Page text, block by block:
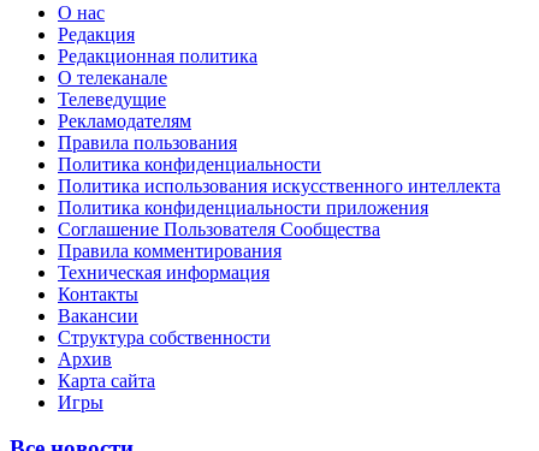
О нас
Редакция
Редакционная политика
О телеканале
Телеведущие
Рекламодателям
Правила пользования
Политика конфиденциальности
Политика использования искусственного интеллекта
Политика конфиденциальности приложения
Соглашение Пользователя Сообщества
Правила комментирования
Техническая информация
Контакты
Вакансии
Структура собственности
Архив
Карта сайта
Игры